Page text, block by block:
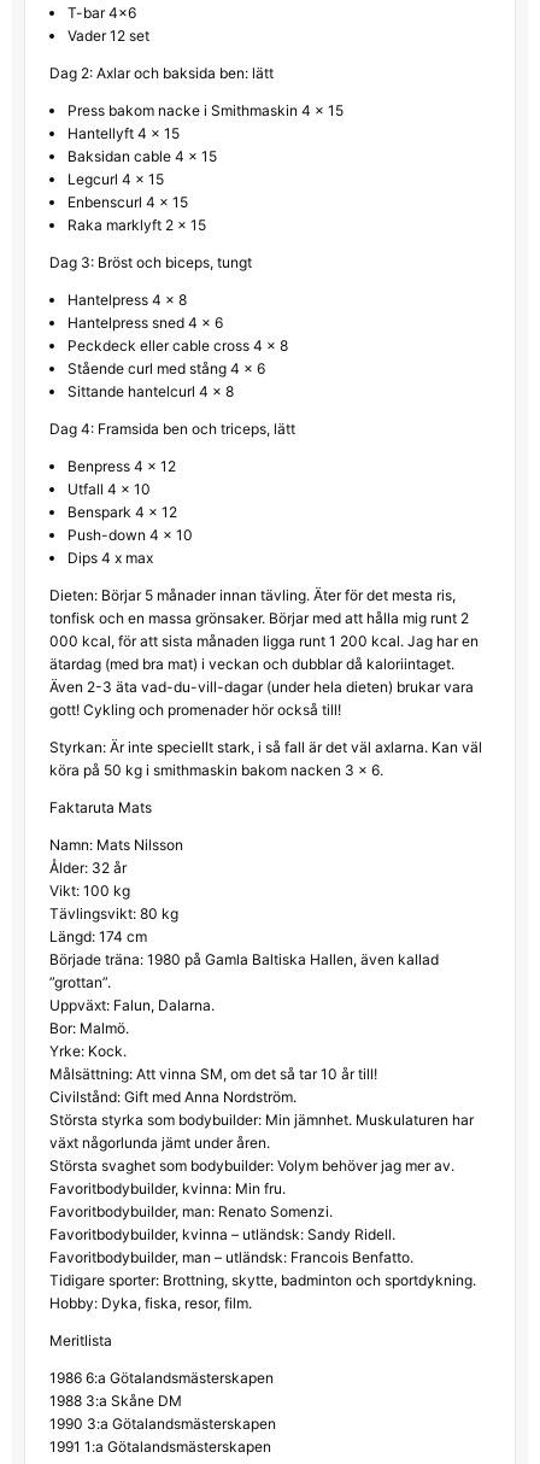
T-bar 4×6
Vader 12 set
Dag 2: Axlar och baksida ben: lätt
Press bakom nacke i Smithmaskin 4 x 15
Hantellyft 4 x 15
Baksidan cable 4 x 15
Legcurl 4 x 15
Enbenscurl 4 x 15
Raka marklyft 2 x 15
Dag 3: Bröst och biceps, tungt
Hantelpress 4 x 8
Hantelpress sned 4 x 6
Peckdeck eller cable cross 4 x 8
Stående curl med stång 4 x 6
Sittande hantelcurl 4 x 8
Dag 4: Framsida ben och triceps, lätt
Benpress 4 x 12
Utfall 4 x 10
Benspark 4 x 12
Push-down 4 x 10
Dips 4 x max
Dieten: Börjar 5 månader innan tävling. Äter för det mesta ris,
tonfisk och en massa grönsaker. Börjar med att hålla mig runt 2
000 kcal, för att sista månaden ligga runt 1 200 kcal. Jag har en
ätardag (med bra mat) i veckan och dubblar då kaloriintaget.
Även 2-3 äta vad-du-vill-dagar (under hela dieten) brukar vara
gott! Cykling och promenader hör också till!
Styrkan: Är inte speciellt stark, i så fall är det väl axlarna. Kan väl
köra på 50 kg i smithmaskin bakom nacken 3 x 6.
Faktaruta Mats
Namn: Mats Nilsson
Ålder: 32 år
Vikt: 100 kg
Tävlingsvikt: 80 kg
Längd: 174 cm
Började träna: 1980 på Gamla Baltiska Hallen, även kallad
”grottan”.
Uppväxt: Falun, Dalarna.
Bor: Malmö.
Yrke: Kock.
Målsättning: Att vinna SM, om det så tar 10 år till!
Civilstånd: Gift med Anna Nordström.
Största styrka som bodybuilder: Min jämnhet. Muskulaturen har
växt någorlunda jämt under åren.
Största svaghet som bodybuilder: Volym behöver jag mer av.
Favoritbodybuilder, kvinna: Min fru.
Favoritbodybuilder, man: Renato Somenzi.
Favoritbodybuilder, kvinna – utländsk: Sandy Ridell.
Favoritbodybuilder, man – utländsk: Francois Benfatto.
Tidigare sporter: Brottning, skytte, badminton och sportdykning.
Hobby: Dyka, fiska, resor, film.
Meritlista
1986 6:a Götalandsmästerskapen
1988 3:a Skåne DM
1990 3:a Götalandsmästerskapen
1991 1:a Götalandsmästerskapen